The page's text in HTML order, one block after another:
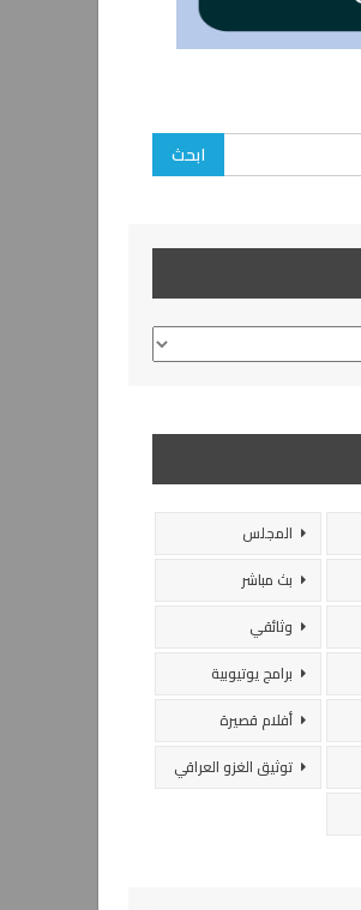
المجلس
بث مباشر
وثائقي
برامج يوتيوبية
أفلام قصيرة
توثيق الغزو العراقي